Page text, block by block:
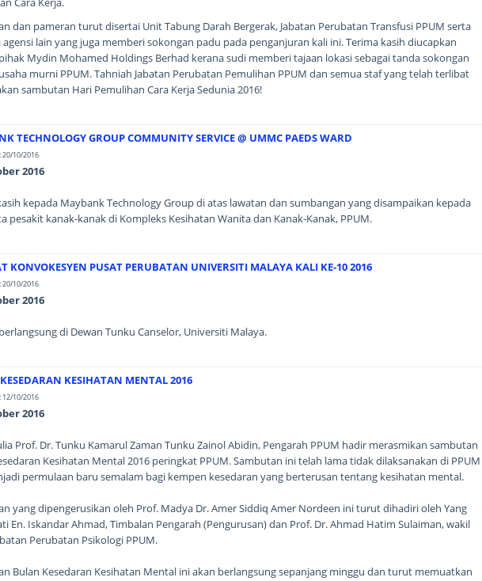
dan pameran turut disertai Unit Tabung Darah Bergerak, Jabatan Perubatan Transfusi PPUM serta
agensi lain yang juga memberi sokongan padu pada penganjuran kali ini. Terima kasih diucapkan
Mydin Mohamed Holdings Berhad kerana sudi memberi tajaan lokasi sebagai tanda sokongan
murni PPUM. Tahniah Jabatan Perubatan Pemulihan PPUM dan semua staf yang telah terlibat
sambutan Hari Pemulihan Cara Kerja Sedunia 2016!
TECHNOLOGY GROUP COMMUNITY SERVICE @ UMMC PAEDS WARD
10/2016
2016
kepada Maybank Technology Group di atas lawatan dan sumbangan yang disampaikan kepada
pesakit kanak-kanak di Kompleks Kesihatan Wanita dan Kanak-Kanak, PPUM.
KONVOKESYEN PUSAT PERUBATAN UNIVERSITI MALAYA KALI KE-10 2016
10/2016
2016
di Dewan Tunku Canselor, Universiti Malaya.
KESIHATAN MENTAL 2016
10/2016
2016
Prof. Dr. Tunku Kamarul Zaman Tunku Zainol Abidin, Pengarah PPUM hadir merasmikan sambutan
Kesihatan Mental 2016 peringkat PPUM. Sambutan ini telah lama tidak dilaksanakan di PPUM
permulaan baru semalam bagi kempen kesedaran yang berterusan tentang kesihatan mental.
yang dipengerusikan oleh Prof. Madya Dr. Amer Siddiq Amer Nordeen ini turut dihadiri oleh Yang
En. Iskandar Ahmad, Timbalan Pengarah (Pengurusan) dan Prof. Dr. Ahmad Hatim Sulaiman, wakil
Perubatan Psikologi PPUM.
Bulan Kesedaran Kesihatan Mental ini akan berlangsung sepanjang minggu dan turut memuatkan